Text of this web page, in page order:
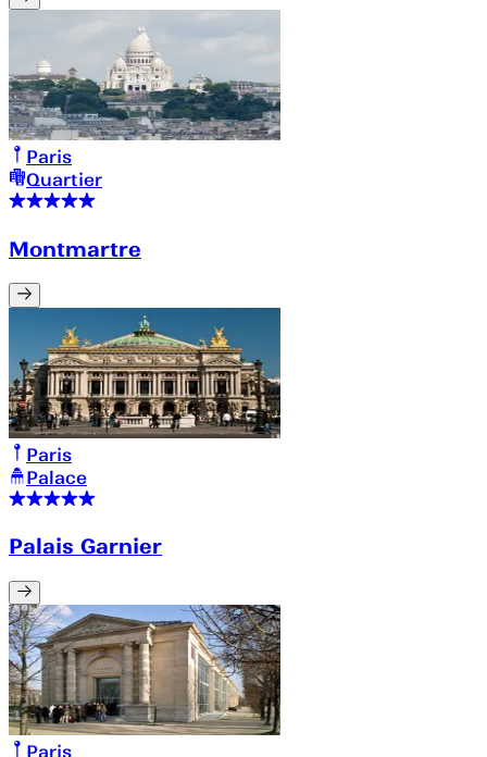
Paris
Quartier
Montmartre
Paris
Palace
Palais Garnier
Paris